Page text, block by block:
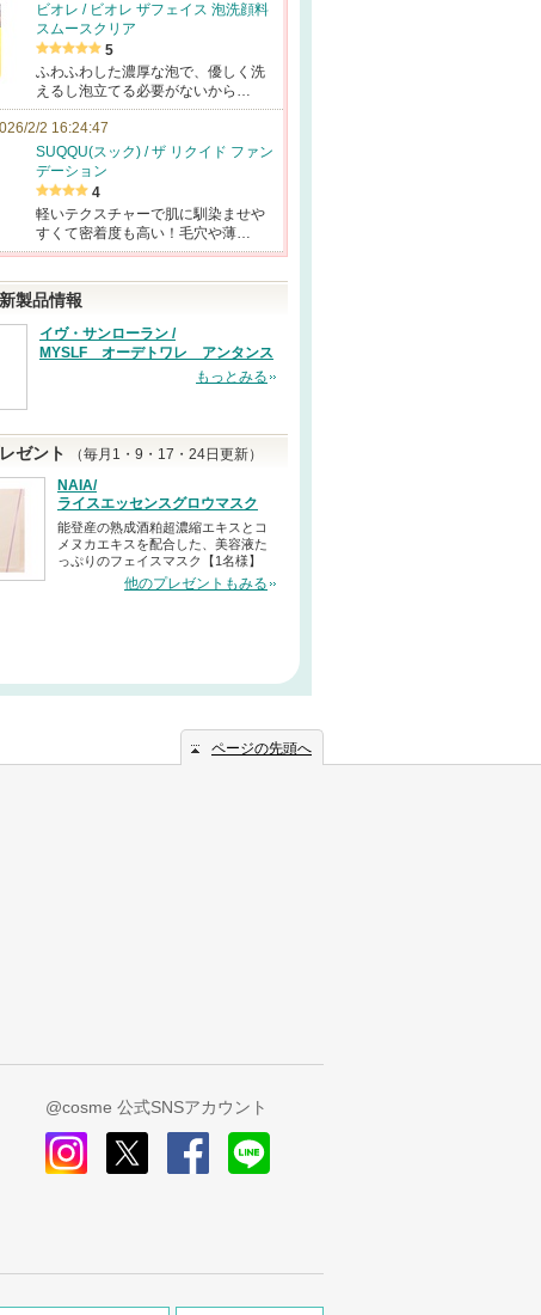
ビオレ / ビオレ ザフェイス 泡洗顔料
スムースクリア
5
ふわふわした濃厚な泡で、優しく洗
えるし泡立てる必要がないから…
2/2 16:24:47
SUQQU(スック) / ザ リクイド ファン
デーション
4
軽いテクスチャーで肌に馴染ませや
すくて密着度も高い！毛穴や薄…
製品情報
イヴ・サンローラン /
MYSLF オーデトワレ アンタンス
もっとみる
ゼント
（毎月1・9・17・24日更新）
NAIA/
ライスエッセンスグロウマスク
能登産の熟成酒粕超濃縮エキスとコ
メヌカエキスを配合した、美容液た
っぷりのフェイスマスク【1名様】
他のプレゼントもみる
ページの先頭へ
@cosme 公式SNSアカウント